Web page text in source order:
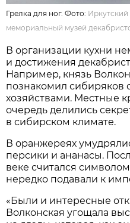
Грелка для ног. Фото:
мемориальный музей
В организации кухни
и достижения
Например, князь
познакомил сибиряков
хозяйствами. Местные
очередь делились
в сибирском климате.
В оранжереях
персики и ананасы.
веке считался
нередко подавали к
«Были и интересные
Волконская угощала